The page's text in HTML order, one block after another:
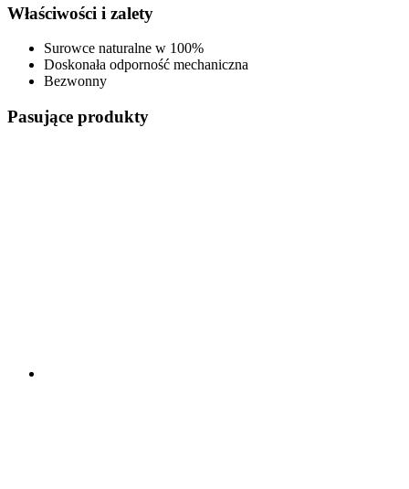
Właściwości i zalety
Surowce naturalne w 100%
Doskonała odporność mechaniczna
Bezwonny
Pasujące produkty